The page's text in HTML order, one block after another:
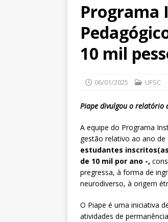
Programa
10 mil
06/01/2025 UFSC
Piape divulgou o relatório
A equipe do Programa
gestão relativo ao ano
estudantes
de 10 mil por ano -,
pregressa, à forma de
neurodiverso, à origem
O Piape é uma iniciativa
atividades de